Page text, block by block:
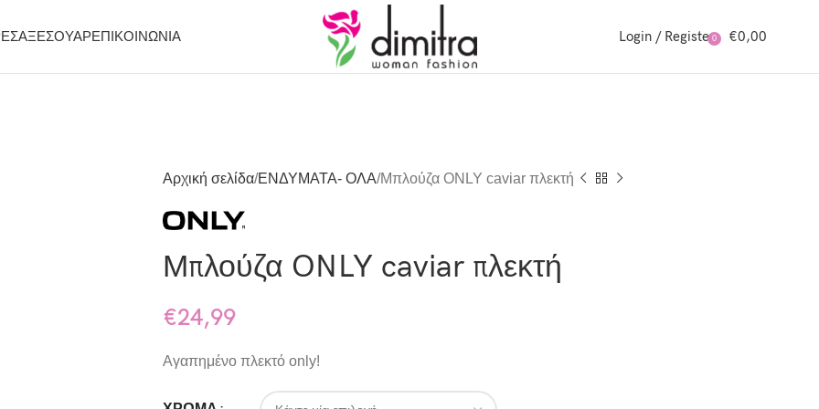
ΑΞΕΣΟΥΑΡΕΠΙΚΟΙΝΩΝΙΑ Login / Register0 €0,00
Αρχική σελίδα ΕΝΔΥΜΑΤΑ- ΟΛΑ Μπλούζα ONLY caviar πλεκτή
Μπλούζα ONLY caviar πλεκτή
€24,99
Αγαπημένο πλεκτό only!